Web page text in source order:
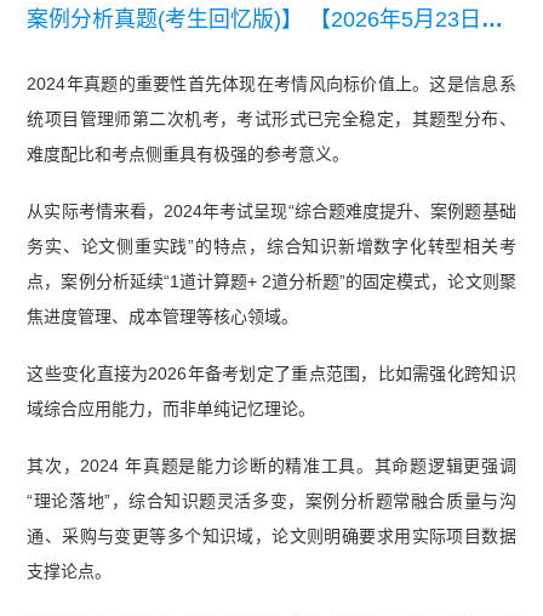
案例分析真题(考生回忆版)】
【2026年5月23日第1
月高项第二批次案例分析真题】
2024年真题的重要性首先体现在考情风向标价值上。这是信息系
统项目管理师第二次机考，考试形式已完全稳定，其题型分布、
难度配比和考点侧重具有极强的参考意义。
从实际考情来看，2024年考试呈现“综合题难度提升、案例题基础
务实、论文侧重实践”的特点，综合知识新增数字化转型相关考
点，案例分析延续“1道计算题+ 2道分析题”的固定模式，论文则聚
焦进度管理、成本管理等核心领域。
这些变化直接为2026年备考划定了重点范围，比如需强化跨知识
域综合应用能力，而非单纯记忆理论。
其次，2024 年真题是能力诊断的精准工具。其命题逻辑更强调
“理论落地”，综合知识题灵活多变，案例分析题常融合质量与沟
通、采购与变更等多个知识域，论文则明确要求用实际项目数据
支撑论点。